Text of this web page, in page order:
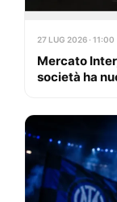
27 LUG 2026 · 11:00
Mercato
società ha